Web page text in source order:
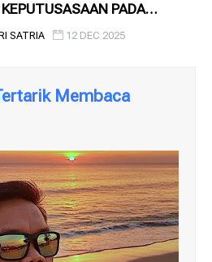
PADA
KERJA
SATRIA 12 DEC 2025
Membaca